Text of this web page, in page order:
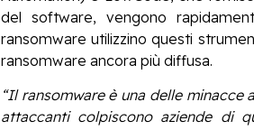
del software, vengono
ransomware utilizzino questi
ransomware ancora più diffusa.
“Il ransomware è una delle
attaccanti colpiscono aziende di